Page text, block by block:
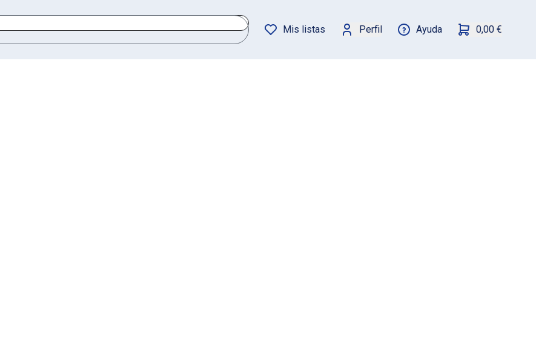
Mis listas Perfil Ayuda 0,00 €